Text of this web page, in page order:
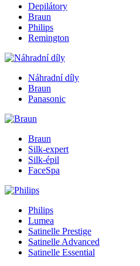
Depilátory
Braun
Philips
Remington
Náhradní díly
Braun
Panasonic
Braun
Silk-expert
Silk-épil
FaceSpa
Philips
Lumea
Satinelle Prestige
Satinelle Advanced
Satinelle Essential